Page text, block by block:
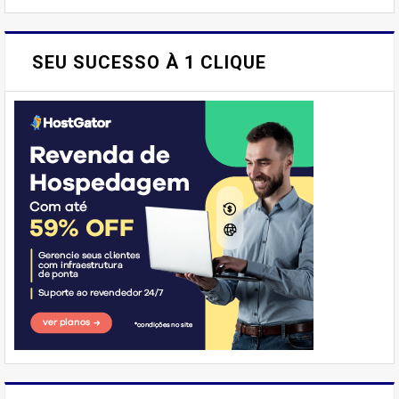
SEU SUCESSO À 1 CLIQUE
E AÍ, PESSOAL! VOCÊ JÁ
IMAGINOU PODER SABOREAR